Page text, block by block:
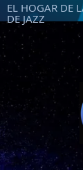
EL HOGAR DE
DE JAZZ